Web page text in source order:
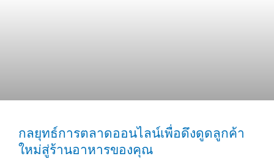
กลยุทธ์การตลาดออนไลน์เพื่อดึงดูดลูกค้า
ใหม่สู่ร้านอาหารของคุณ